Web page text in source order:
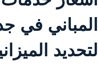
المباني في
لتحديد